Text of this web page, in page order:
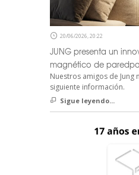
20/06/2026, 20:22
JUNG presenta un
magnético de
Nuestros amigos de Jung
siguiente información.
Sigue leyendo...